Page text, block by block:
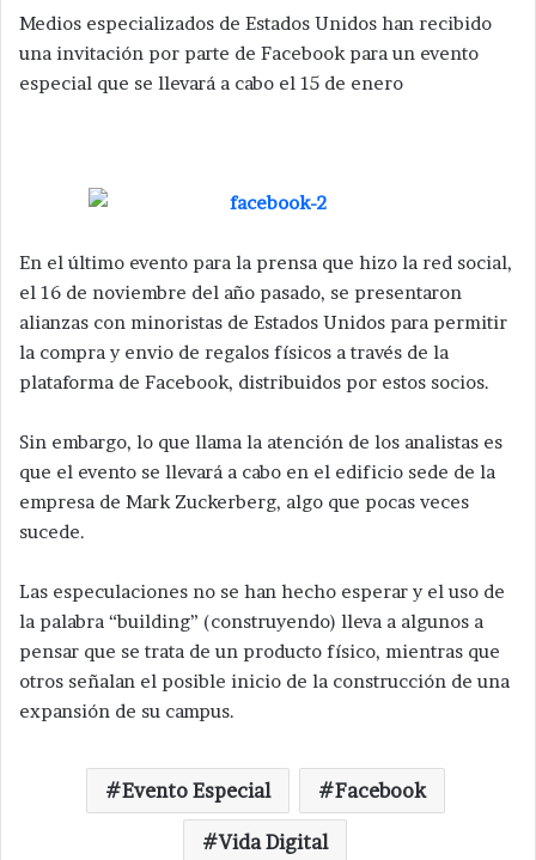
Medios especializados de Estados Unidos han recibido
una invitación por parte de Facebook para un evento
especial que se llevará a cabo el 15 de enero
En el último evento para la prensa que hizo la red social,
el 16 de noviembre del año pasado, se presentaron
alianzas con minoristas de Estados Unidos para permitir
la compra y envio de regalos físicos a través de la
plataforma de Facebook, distribuidos por estos socios.
Sin embargo, lo que llama la atención de los analistas es
que el evento se llevará a cabo en el edificio sede de la
empresa de Mark Zuckerberg, algo que pocas veces
sucede.
Las especulaciones no se han hecho esperar y el uso de
la palabra “building” (construyendo) lleva a algunos a
pensar que se trata de un producto físico, mientras que
otros señalan el posible inicio de la construcción de una
expansión de su campus.
Evento Especial Facebook
Vida Digital